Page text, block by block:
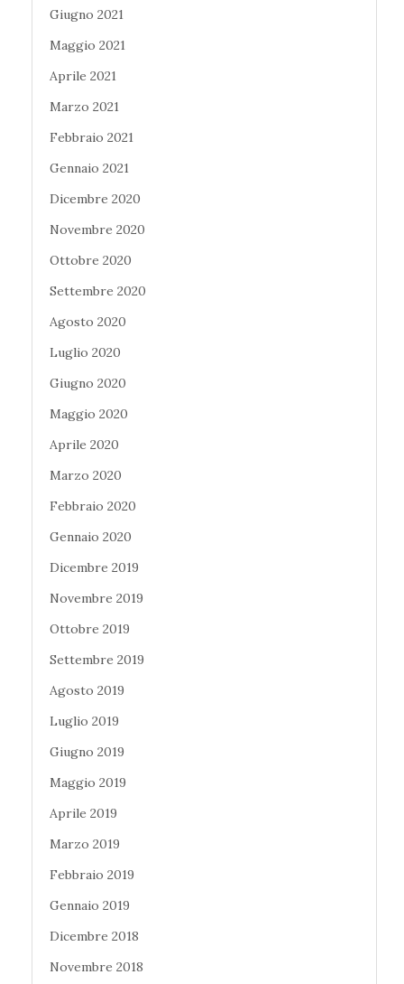
Giugno 2021
Maggio 2021
Aprile 2021
Marzo 2021
Febbraio 2021
Gennaio 2021
Dicembre 2020
Novembre 2020
Ottobre 2020
Settembre 2020
Agosto 2020
Luglio 2020
Giugno 2020
Maggio 2020
Aprile 2020
Marzo 2020
Febbraio 2020
Gennaio 2020
Dicembre 2019
Novembre 2019
Ottobre 2019
Settembre 2019
Agosto 2019
Luglio 2019
Giugno 2019
Maggio 2019
Aprile 2019
Marzo 2019
Febbraio 2019
Gennaio 2019
Dicembre 2018
Novembre 2018